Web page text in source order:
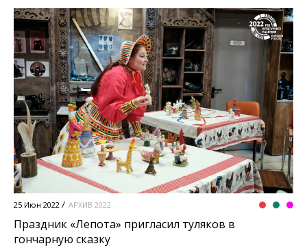
25 Июн 2022 АРХИВ 2022
Праздник «Лепота» пригласил туляков в
гончарную сказку